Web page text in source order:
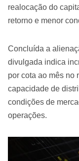
realocação do
retorno e menor
Concluída a
divulgada indica
por cota ao mês no
capacidade de
condições de
operações.